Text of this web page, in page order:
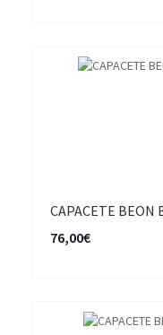
CAPACETE BEON
76,00€